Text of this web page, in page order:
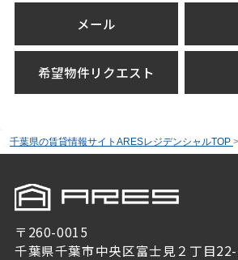
メール
希望物件リクエスト
千葉県の賃貸情報サイトARESレジデンシャルTOP >
〒260-0015
千葉県千葉市中央区富士見２丁目